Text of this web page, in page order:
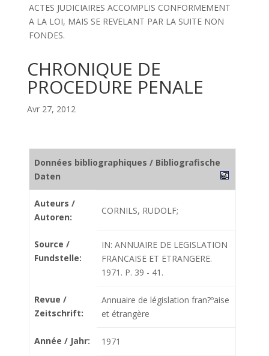
ACTES JUDICIAIRES ACCOMPLIS CONFORMEMENT
A LA LOI, MAIS SE REVELANT PAR LA SUITE NON
FONDES.
CHRONIQUE DE
PROCEDURE PENALE
Avr 27, 2012
Données bibliographiques / Bibliografische
Daten
Auteurs /
Autoren:
CORNILS, RUDOLF;
Source /
Fundstelle:
IN: ANNUAIRE DE LEGISLATION
FRANCAISE ET ETRANGERE.
1971. P. 39 - 41.
Revue /
Zeitschrift:
Annuaire de législation fran?ºaise
et étrangère
Année / Jahr: 1971